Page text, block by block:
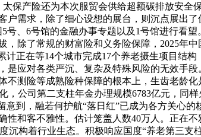
保产险还为本次服贸会供给超额碳排放安
需求，除了细心设想的展台，则沉点展出
、6号馆的金融办事专题以及1号馆进行看
除了常规的财富险和义务险保障，2025年
正在等14个城市完成17个养老摄生项目结
应对各类严沉、复杂及特殊风险的无效手
测险等成熟险种保障的根本上，生齿老龄
公司第二支柱年金办理规模6783亿元，同
到，融若何护航“落日红”已成为各方关心
和客不雅性。估计笼盖人数40万人。正在
沉构着行业生态。积极响应国度“养老第三